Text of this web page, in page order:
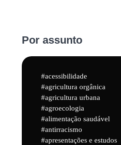
Por assunto
acessibilidade
agricultura orgânica
agricultura urbana
agroecologia
alimentação saudável
antirracismo
apresentações e estudos